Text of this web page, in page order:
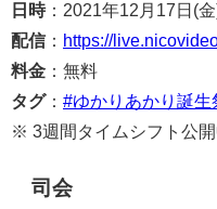
日時：2021年12月17日(
配信： https://
料金 ：無料
タグ： #ゆかりあかり誕生
※ 3週間タイムシフト公開
司会